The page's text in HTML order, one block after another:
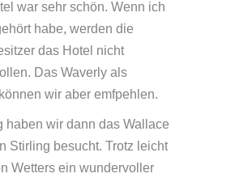
war sehr schön. Wenn ich
habe, werden die
das Hotel nicht
Das Waverly als
wir aber emfpehlen.
haben wir dann das Wallace
Stirling besucht. Trotz leicht
Wetters ein wundervoller